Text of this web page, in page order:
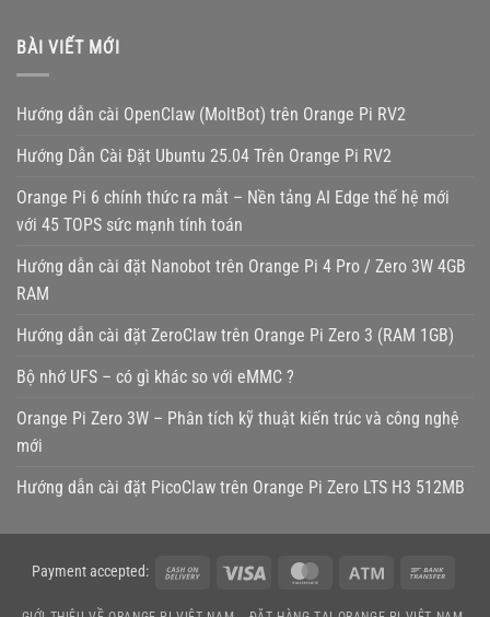
BÀI VIẾT MỚI
Hướng dẫn cài OpenClaw (MoltBot) trên Orange Pi RV2
Hướng Dẫn Cài Đặt Ubuntu 25.04 Trên Orange Pi RV2
Orange Pi 6 chính thức ra mắt – Nền tảng AI Edge thế hệ mới
với 45 TOPS sức mạnh tính toán
Hướng dẫn cài đặt Nanobot trên Orange Pi 4 Pro / Zero 3W 4GB
RAM
Hướng dẫn cài đặt ZeroClaw trên Orange Pi Zero 3 (RAM 1GB)
Bộ nhớ UFS – có gì khác so với eMMC ?
Orange Pi Zero 3W – Phân tích kỹ thuật kiến trúc và công nghệ
mới
Hướng dẫn cài đặt PicoClaw trên Orange Pi Zero LTS H3 512MB
Payment accepted:
Cash
MasterCard Atm